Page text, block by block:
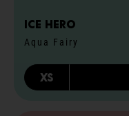
ICE hero
Aqua Fairy
XS